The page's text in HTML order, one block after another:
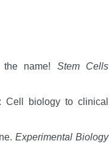
the name! Stem Cells
Cell biology to clinical
Experimental Biology